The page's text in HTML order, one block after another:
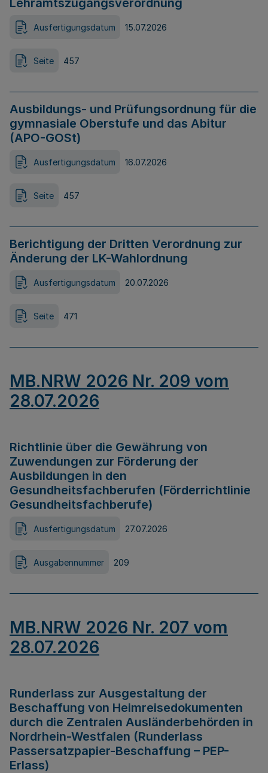
Lehramtszugangsverordnung
Ausfertigungsdatum 15.07.2026
Seite 457
Ausbildungs- und Prüfungsordnung für die
gymnasiale Oberstufe und das Abitur
(APO-GOSt)
Ausfertigungsdatum 16.07.2026
Seite 457
Berichtigung der Dritten Verordnung zur
Änderung der LK-Wahlordnung
Ausfertigungsdatum 20.07.2026
Seite 471
MB.NRW 2026 Nr. 209 vom
28.07.2026
Richtlinie über die Gewährung von
Zuwendungen zur Förderung der
Ausbildungen in den
Gesundheitsfachberufen (Förderrichtlinie
Gesundheitsfachberufe)
Ausfertigungsdatum 27.07.2026
Ausgabennummer 209
MB.NRW 2026 Nr. 207 vom
28.07.2026
Runderlass zur Ausgestaltung der
Beschaffung von Heimreisedokumenten
durch die Zentralen Ausländerbehörden in
Nordrhein-Westfalen (Runderlass
Passersatzpapier-Beschaffung – PEP-
Erlass)